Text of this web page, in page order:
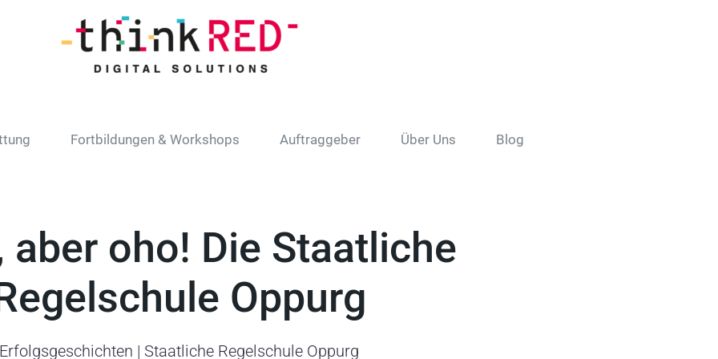
Fortbildungen & Workshops Auftraggeber Über Uns Blog
aber oho! Die Staatliche
Oppurg
Erfolgsgeschichten | Staatliche Regelschule Oppurg